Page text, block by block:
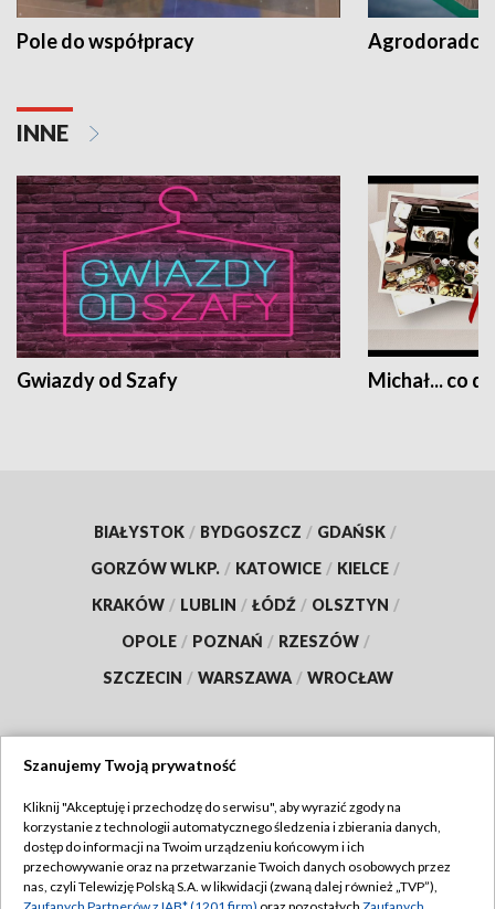
Pole do współpracy Agrodoradcy
INNE
Gwiazdy od Szafy Michał... co
BIAŁYSTOK / BYDGOSZCZ / GDAŃSK /
GORZÓW WLKP. / KATOWICE / KIELCE /
KRAKÓW / LUBLIN / ŁÓDŹ / OLSZTYN /
OPOLE / POZNAŃ / RZESZÓW /
SZCZECIN / WARSZAWA / WROCŁAW
TVP
Abonament TVP
Emisja w TVP
Regulamin TVP
Szanujemy Twoją prywatność
Kliknij "Akceptuję i przechodzę do serwisu", aby wyrazić zgody na
korzystanie z technologii automatycznego śledzenia i zbierania danych,
dostęp do informacji na Twoim urządzeniu końcowym i ich
przechowywanie oraz na przetwarzanie Twoich danych osobowych przez
nas, czyli Telewizję Polską S.A. w likwidacji (zwaną dalej również „TVP”),